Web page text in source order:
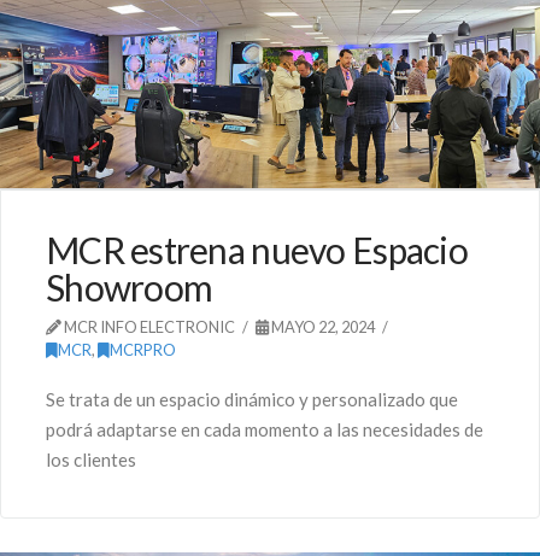
MCR estrena nuevo Espacio
Showroom
MCR INFO ELECTRONIC
MAYO 22, 2024
MCR, MCRPRO
Se trata de un espacio dinámico y personalizado que
podrá adaptarse en cada momento a las necesidades de
los clientes